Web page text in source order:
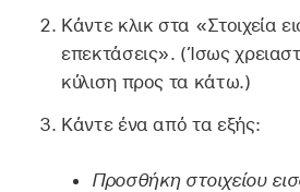
Κάντε κλικ στα «Στοιχεία
επεκτάσεις». (Ίσως
κύλιση προς τα κάτω.)
Κάντε ένα από τα εξής:
Προσθήκη στοιχείου